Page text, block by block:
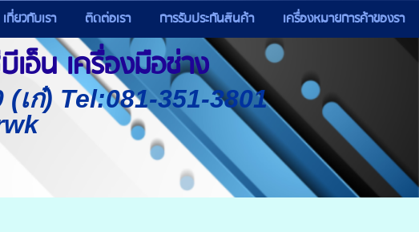
เกี่ยวกับเรา ติดต่อเรา การรับประกันสินค้า เครื่องหมายการค้าของรา
เอ็น เครื่องมือช่าง
เก๋) Tel:081-351-3801